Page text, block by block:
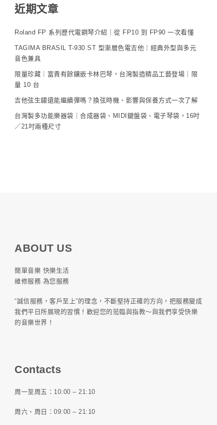
近期文章
Roland FP 系列歷代電鋼琴介紹｜從 FP10 到 FP90 一次看懂
TAGIMA BRASIL T-930 ST 型漸層色電吉他｜經典外型與多元
音色兼具
限量珍藏｜富貴有餘鑲嵌卡林巴琴，台灣製造精品工藝登場｜限
量 10 台
吉他弦生鏽還能繼續彈嗎？換弦時機、影響與保養方式一次了解
台灣製多功能樂器袋｜合成器袋、MIDI鍵盤袋、電子琴袋，16吋
／21吋兩種尺寸
ABOUT US
簡單音樂 快樂生活
維修服務 為您服務
“誠信服務，客戶至上”的理念，不斷堅持正確的方向，把服務變成
我們平日所展現的習慣！歡迎您的蒞臨與指教～與我們享受快樂
的音樂世界！
Contacts
周一至周五：10:00 – 21:10
周六、周日：09:00 – 21:10